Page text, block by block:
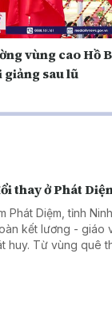
vùng cao Hồ
giảng sau lũ
thay ở Phát
Phát Diệm, tỉnh
kết lương - giáo
Từ vùng quê